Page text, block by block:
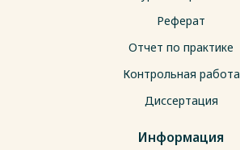
Реферат
Отчет по практике
Контрольная работа
Диссертация
Информация